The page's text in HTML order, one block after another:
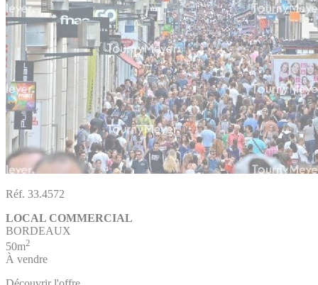
Réf. 33.4572
LOCAL COMMERCIAL
BORDEAUX
50m2
À vendre